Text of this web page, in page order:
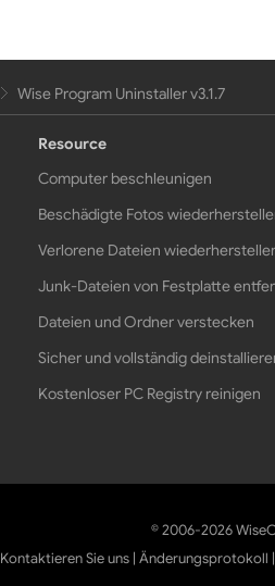
Wise Program Uninstaller v3.1.7
Resource
Computer beschleunigen
Beschädigte Fotos
Verlorene Dateien
Junk-Dateien von Festplatte
Dateien und Ordner verstecken
Sicher und vollständig
Kostenloser PC Registry reinigen
© 2006-2026
Kontaktieren Sie uns |Änderungsprotokoll